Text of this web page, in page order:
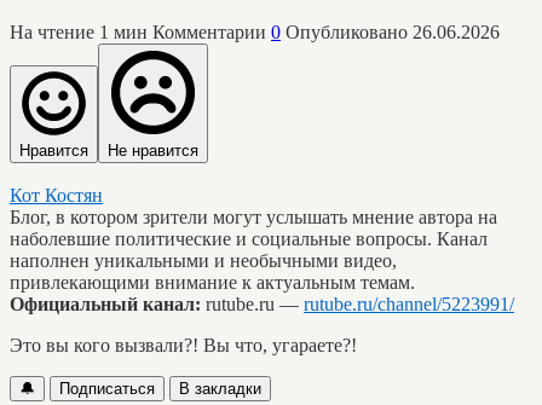
На чтение 1 мин Комментарии 0 Опубликовано 26.06.2026
Нравится Не нравится
Кот Костян
Блог, в котором зрители могут услышать мнение автора на
наболевшие политические и социальные вопросы. Канал
наполнен уникальными и необычными видео,
привлекающими внимание к актуальным темам.
Официальный канал: rutube.ru — rutube.ru/channel/5223991/
Это вы кого вызвали?! Вы что, угараете?!
🔔 Подписаться В закладки